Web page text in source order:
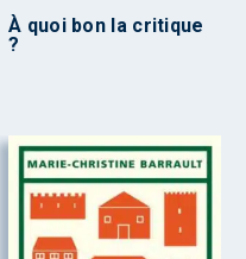
À quoi bon la critique
?